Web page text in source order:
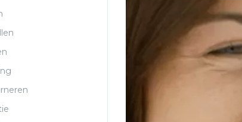
duurzaamheid
spellen